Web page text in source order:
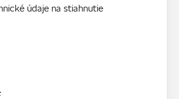
údaje na stiahnutie